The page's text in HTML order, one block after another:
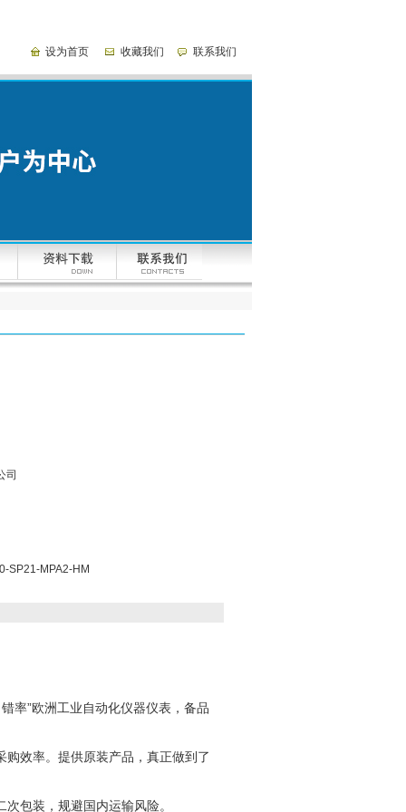
设为首页 收藏我们 联系我们
司
SP21-MPA2-HM
率”欧洲工业自动化仪器仪表，备品
效率。提供原装产品，真正做到了
包装，规避国内运输风险。